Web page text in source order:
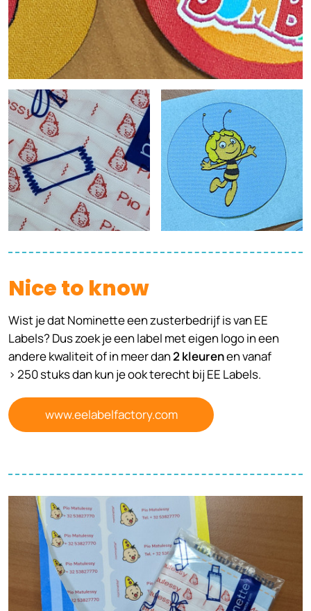
Nice to know
Wist je dat Nominette een zusterbedrijf is van EE
Labels? Dus zoek je een label met eigen logo in een
andere kwaliteit of in meer dan2 kleurenen vanaf
> 250 stuks dan kun je ook terecht bij EE Labels.
www.eelabelfactory.com